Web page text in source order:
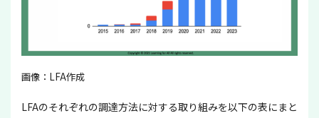
画像：LFA作成
LFAのそれぞれの調達方法に対する取り組みを以下の表にまと